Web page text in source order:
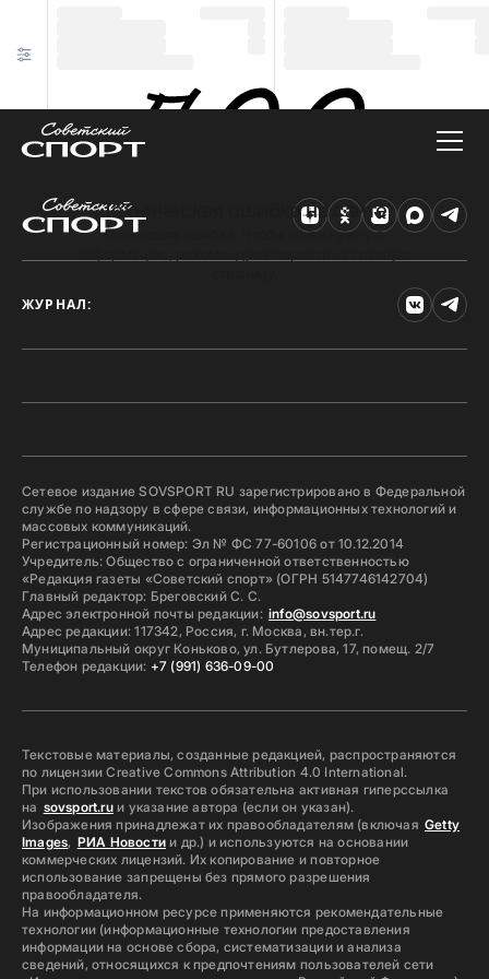
Техническая ошибка на сайте
Произошла ошибка. Чтобы найти нужную
ЖУРНАЛ:
Сетевое издание SOVSPORT RU зарегистрировано в Федеральной
службе по надзору в сфере связи, информационных технологий и
массовых коммуникаций.
Регистрационный номер: Эл № ФС 77-60106 от 10.12.2014
Учредитель: Общество с ограниченной ответственностью
«Редакция газеты «Советский спорт» (ОГРН 5147746142704)
Главный редактор: Бреговский С. С.
Адрес электронной почты редакции: info@sovsport.ru
Адрес редакции: 117342, Россия, г. Москва, вн.тер.г.
Муниципальный округ Коньково, ул. Бутлерова, 17, помещ. 2/7
Телефон редакции: +7 (991) 636-09-00
Текстовые материалы, созданные редакцией, распространяются
по лицензии Creative Commons Attribution 4.0 International.
При использовании текстов обязательна активная гиперссылка
на sovsport.ruи указание автора (если он указан).
Изображения принадлежат их правообладателям (включая Getty
Images, РИА Новостии др.) и используются на основании
коммерческих лицензий. Их копирование и повторное
использование запрещены без прямого разрешения
правообладателя.
На информационном ресурсе применяются рекомендательные
технологии (информационные технологии предоставления
информации на основе сбора, систематизации и анализа
сведений, относящихся к предпочтениям пользователей сети